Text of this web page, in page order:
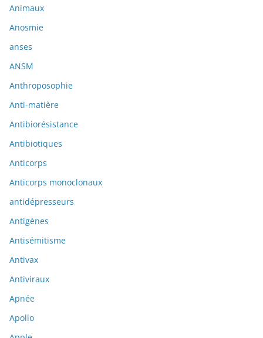
Animaux
Anosmie
anses
ANSM
Anthroposophie
Anti-matière
Antibiorésistance
Antibiotiques
Anticorps
Anticorps monoclonaux
antidépresseurs
Antigènes
Antisémitisme
Antivax
Antiviraux
Apnée
Apollo